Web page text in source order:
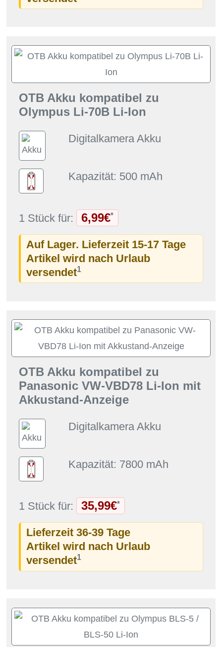
OTB Akku kompatibel zu
Olympus Li-70B Li-Ion
Digitalkamera Akku
Kapazität: 500 mAh
1 Stück für: 6,99€*
Auf Lager. Lieferzeit 15-17 Tage
Artikel wird nach Urlaub
versendet1
OTB Akku kompatibel zu
Panasonic VW-VBD78 Li-Ion mit
Akkustand-Anzeige
Digitalkamera Akku
Kapazität: 7800 mAh
1 Stück für: 35,99€*
Lieferzeit 36-39 Tage
Artikel wird nach Urlaub
versendet1